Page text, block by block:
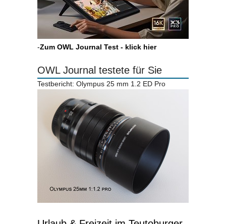
-Zum OWL Journal Test - klick hier
OWL Journal testete für Sie
Testbericht: Olympus 25 mm 1.2 ED Pro